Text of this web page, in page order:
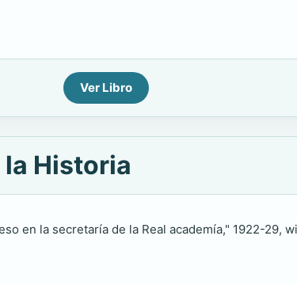
Ver Libro
la Historia
en la secretaría de la Real academía," 1922-29,